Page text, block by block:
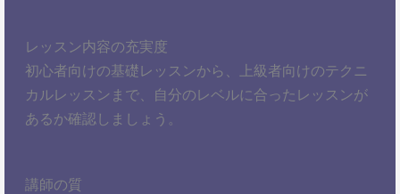
レッスン内容の充実度
初心者向けの基礎レッスンから、上級者向けのテクニ
カルレッスンまで、自分のレベルに合ったレッスンが
あるか確認しましょう。
講師の質